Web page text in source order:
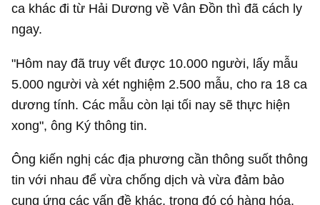
ca khác đi từ Hải Dương về Vân Đồn thì đã cách ly
ngay.
"Hôm nay đã truy vết được 10.000 người, lấy mẫu
5.000 người và xét nghiệm 2.500 mẫu, cho ra 18 ca
dương tính. Các mẫu còn lại tối nay sẽ thực hiện
xong", ông Ký thông tin.
Ông kiến nghị các địa phương cần thông suốt thông
tin với nhau để vừa chống dịch và vừa đảm bảo
cung ứng các vấn đề khác, trong đó có hàng hóa.